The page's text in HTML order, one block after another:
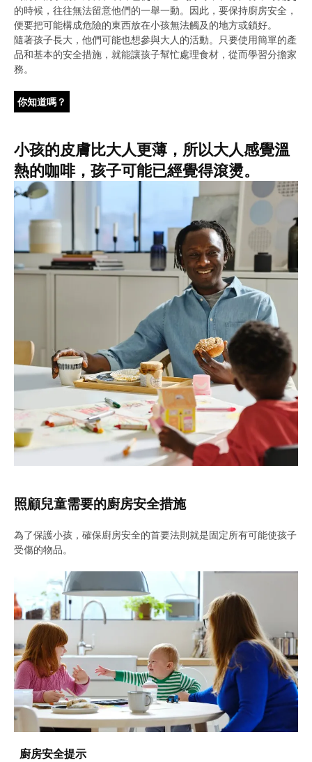
的時候，往往無法留意他們的一舉一動。因此，要保持廚房安全，
便要把可能構成危險的東西放在小孩無法觸及的地方或鎖好。
隨著孩子長大，他們可能也想參與大人的活動。只要使用簡單的產
品和基本的安全措施，就能讓孩子幫忙處理食材，從而學習分擔家
務。
你知道嗎？
小孩的皮膚比大人更薄，所以大人感覺溫
熱的咖啡，孩子可能已經覺得滾燙。
照顧兒童需要的廚房安全措施
為了保護小孩，確保廚房安全的首要法則就是固定所有可能使孩子
受傷的物品。
廚房安全提示